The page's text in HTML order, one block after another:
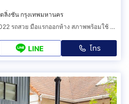
ตลิ่งชัน กรุงเทพมหานคร
HONDA CR-V 2.4 ES 4WD ปี 2022 รถสวย มือแรกออกห้าง สภาพพร้อมใช้ ไมล์น้อย TOP 5 ที่นั่ง รับประกันตัวถังสวย
LINE โทร